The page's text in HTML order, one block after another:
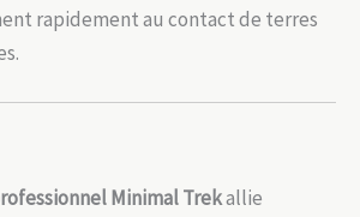
rapidement au contact de terres
Minimal Trekallie